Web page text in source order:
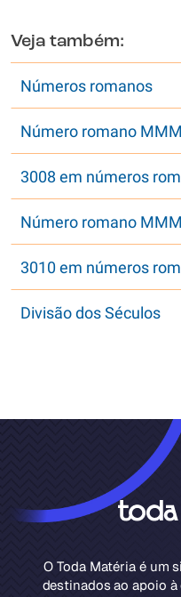
Veja também:
Números romanos
Número romano
3008 em números
Número romano
3010 em números
Divisão dos Séculos
O Toda Matéria é um
destinados ao apoio